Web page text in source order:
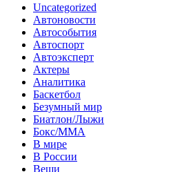
Uncategorized
Автоновости
Автособытия
Автоспорт
Автоэксперт
Актеры
Аналитика
Баскетбол
Безумный мир
Биатлон/Лыжи
Бокс/MMA
В мире
В России
Вещи